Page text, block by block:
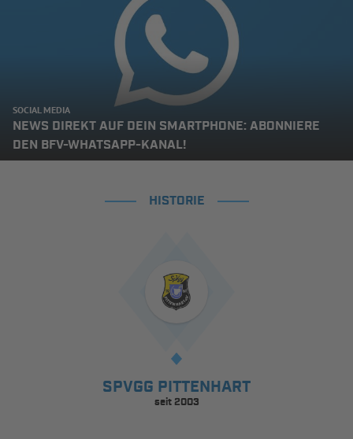
SOCIAL MEDIA
NEWS DIREKT AUF DEIN SMARTPHONE: ABONNIERE
DEN BFV-WHATSAPP-KANAL!
HISTORIE
SPVGG PITTENHART
seit 2003